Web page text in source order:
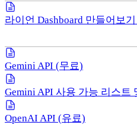
라이언 Dashboard 만들어보
Gemini API (무료)
Gemini API 사용 가능 리스트
OpenAI API (유료)